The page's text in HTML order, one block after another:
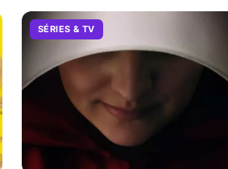
SÉRIES & TV